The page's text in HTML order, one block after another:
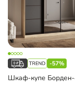
купе угловой
купе встроенный
-57%
Шкаф-купе